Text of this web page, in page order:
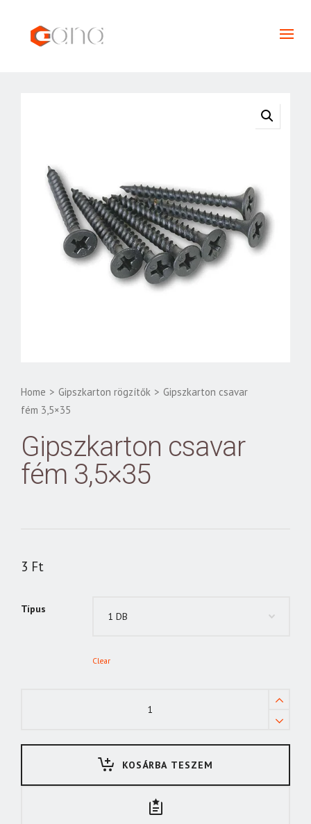
Home > Gipszkarton rögzítők > Gipszkarton csavar
fém 3,5×35
Gipszkarton csavar
fém 3,5×35
3 Ft
Típus
Clear
KOSÁRBA TESZEM